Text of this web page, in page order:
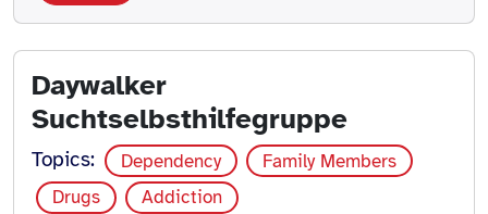
Daywalker
Suchtselbsthilfegruppe
Topics: Dependency
Family Members
Drugs
Addiction